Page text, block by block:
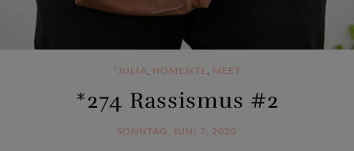
*JULIA, HOMESITE, MEET
*274 Rassismus #2
SONNTAG, JUNI 7, 2020